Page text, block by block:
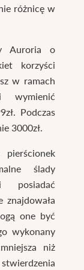
różnicę w
Auroria o
korzyści
w ramach
wymienić
Podczas
3000zł.
ślady
posiadać
znajdowała
one być
wykonany
niż